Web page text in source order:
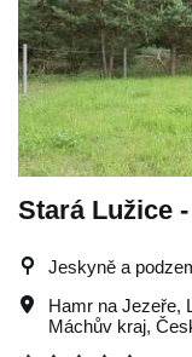
Stará Lužice
Jeskyně a
Hamr na Jezeře,
Máchův kraj,